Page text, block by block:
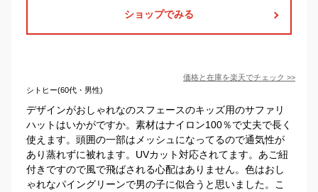
ショップでみる
価格と在庫を楽天でチェック >>
シトヒー(60代・男性)
デザインがおしゃれなのスフェースのキッズ用のサファリ
ハットはいかがですか。素材はナイロン100％で丈夫で長く
使えます。頭囲の一部はメッシュになってるので通気性が
あり蒸れずに被れます。UVカット対応されてます。あご紐
付きですので風で飛ばされる心配はありません。色はおし
ゃれなパイングリーンで男の子に似合うと思いました。こ